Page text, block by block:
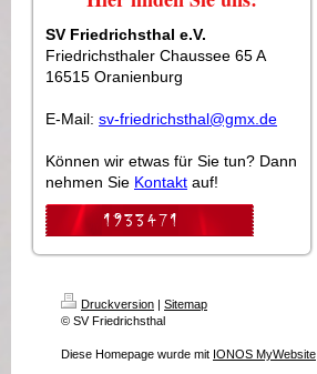
SV Friedrichsthal e.V.
Friedrichsthaler Chaussee 65 A
16515 Oranienburg
E-Mail: sv-friedrichsthal@gmx.de
Können wir etwas für Sie tun? Dann
nehmen Sie Kontakt auf!
Druckversion | Sitemap
© SV Friedrichsthal
Diese Homepage wurde mit IONOS MyWebsite